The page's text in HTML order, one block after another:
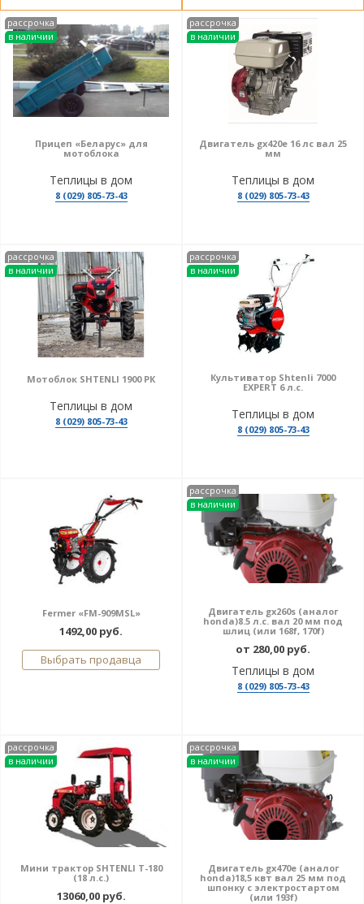
рассрочка
в наличии
Прицеп «Беларус» для
мотоблока
Теплицы в дом
8 (029) 805-73-43
рассрочка
в наличии
Двигатель gx420e 16 лс вал 25
мм
Теплицы в дом
8 (029) 805-73-43
рассрочка
в наличии
Мотоблок SHTENLI 1900 РК
Теплицы в дом
8 (029) 805-73-43
рассрочка
в наличии
Культиватор Shtenli 7000
EXPERT 6 л.с.
Теплицы в дом
8 (029) 805-73-43
Fermer «FM-909MSL»
1492,00 руб.
Выбрать продавца
рассрочка
в наличии
Двигатель gx260s (аналог
honda)8.5 л.с. вал 20 мм под
шлиц (или 168f, 170f)
от 280,00 руб.
Теплицы в дом
8 (029) 805-73-43
рассрочка
в наличии
Мини трактор SHTENLI T-180
(18 л.с.)
13060,00 руб.
рассрочка
в наличии
Двигатель gx470е (аналог
honda)18,5 квт вал 25 мм под
шпонку с электростартом
(или 193f)